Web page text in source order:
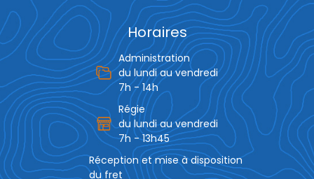
Horaires
Administration
du lundi au vendredi
7h - 14h
Régie
du lundi au vendredi
7h - 13h45
Réception et mise à disposition
du fret